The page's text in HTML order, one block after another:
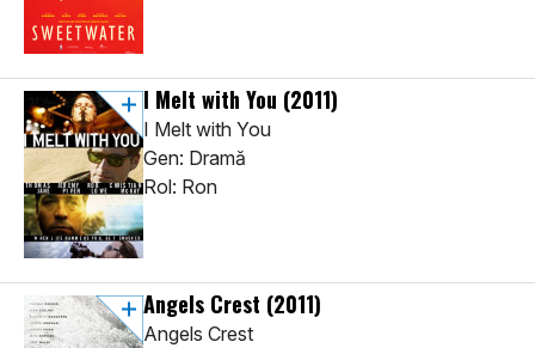
I Melt with You (2011)
I Melt with You
Gen: Dramă
Rol: Ron
Angels Crest (2011)
Angels Crest